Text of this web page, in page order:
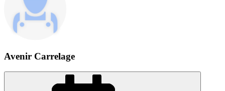
Avenir Carrelage